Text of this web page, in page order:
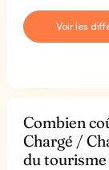
Voir les
Combien
Chargé /
du tourisme